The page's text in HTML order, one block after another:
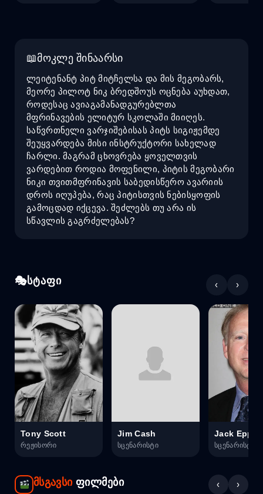
მოკლე შინაარსი
ლეიტენანტ პიტ მიტჩელსა და მის მეგობარს,
მეორე პილოტ ნიკ ბრედშოუს ოცნება აუხდათ,
როდესაც ავიაგამანადგურებლთა
მფრინავების ელიტურ სკოლაში მიიღეს.
საწვრთნელი ვარჯიშებისას პიტს სიგიჟემდე
შეუყვარდება მისი ინსტრუქტორი სახელად
ჩარლი. მაგრამ ცხოვრება ყოველთვის
ვარდებით როდია მოფენილი, პიტის მეგობარი
ნიკი თვითმფრინავის საბედისწერო ავარიის
დროს იღუპება, რაც პიტისთვის ნებისყოფის
გამოცდად იქცევა. შეძლებს თუ არა ის
სწავლის გაგრძელებას?
სტაფი ‹ ›
Tony Scott
რეჟისორი
Jim Cash
სცენარისტი
Jack Epps
სცენარისტი
მსგავსიფილმები ‹ ›